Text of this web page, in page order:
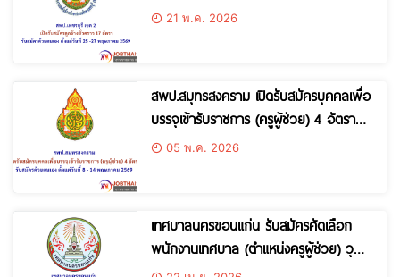
ตั้งแต่วันที่ 25 -27 พฤษภาคม 2569
21 พ.ค. 2026
สพป.สมุทรสงคราม เปิดรับสมัครบุคคลเพื่อ
บรรจุเข้ารับราชการ (ครูผู้ช่วย) 4 อัตรา
ตั้งแต่วันที่ 8 – 14 พฤษภาคม 2569
05 พ.ค. 2026
เทศบาลนครขอนแก่น รับสมัครคัดเลือก
พนักงานเทศบาล (ตำแหน่งครูผู้ช่วย) วุฒิ
ปริญญาตรี สมัครด้วยตนเอง ตั้งแต่วันที่